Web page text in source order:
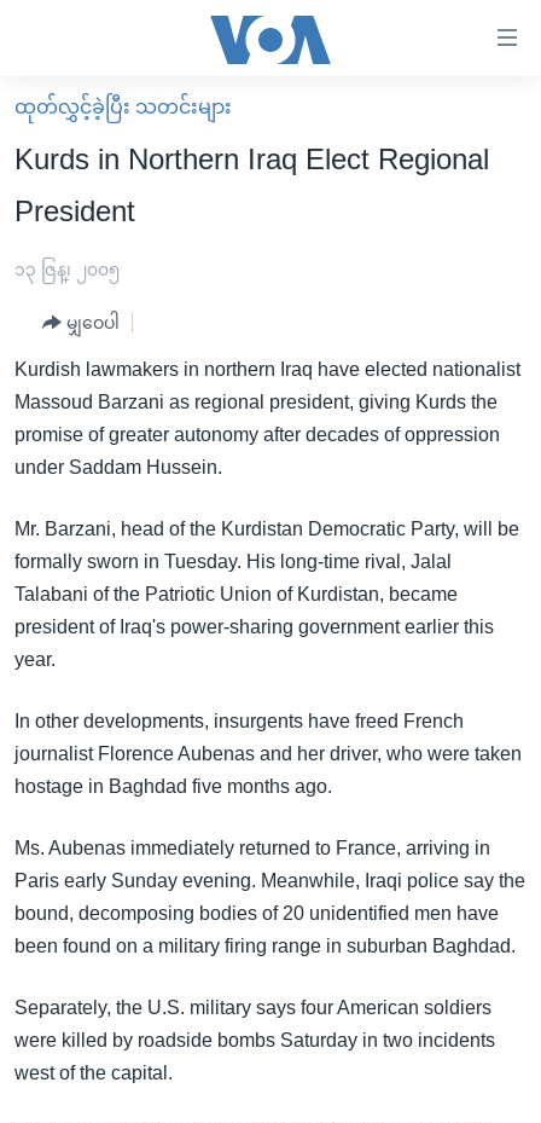
လွယ်ကူ
စေ
သည့်
များ
ကြည့်
ကြည့်
ရန်
ရှာဖွေ
နေရာ
သို့
ကျော်
ရန်
မူလစာမျက်နှာ
မြန်မာ
ကမ္ဘာ့သတင်းများ
နိုင်ငံတကာ
ဗွီဒီယို
ရပ်ဝန်းတခု လမ်းတခု အလွန်
အမေရိကန်သုံးအီဒီယံ
မကြေးမုံရဲ့ အင်္ဂလိပ်စာ
ရုပ်ရှင်ထဲက အင်္ဂလိပ်စာ
သုတပဒေသာ အင်္ဂလိပ်စာ
အပတ်စဉ်ကဏ္ဍများ
ရေဒီယို
တီဗွီ
ရေဒီယိုနှင့်ရုပ်သံ အချက်အလက်များ
ရေဒီယို/တီဗွီအစီအစဉ်
Learning English
ဘာသာစကားများ
ထုတ်လွှင့်ခဲ့ပြီး သတင်းများ
Kurds in Northern Iraq Elect Regional
President
၁၃ ဇြန္၊ ၂၀၀၅
မျှဝေပါ
Kurdish lawmakers in northern Iraq have elected nationalist
Massoud Barzani as regional president, giving Kurds the
promise of greater autonomy after decades of oppression
under Saddam Hussein.
Mr. Barzani, head of the Kurdistan Democratic Party, will be
formally sworn in Tuesday. His long-time rival, Jalal
Talabani of the Patriotic Union of Kurdistan, became
president of Iraq's power-sharing government earlier this
year.
In other developments, insurgents have freed French
journalist Florence Aubenas and her driver, who were taken
hostage in Baghdad five months ago.
Ms. Aubenas immediately returned to France, arriving in
Paris early Sunday evening. Meanwhile, Iraqi police say the
bound, decomposing bodies of 20 unidentified men have
been found on a military firing range in suburban Baghdad.
Separately, the U.S. military says four American soldiers
were killed by roadside bombs Saturday in two incidents
west of the capital.